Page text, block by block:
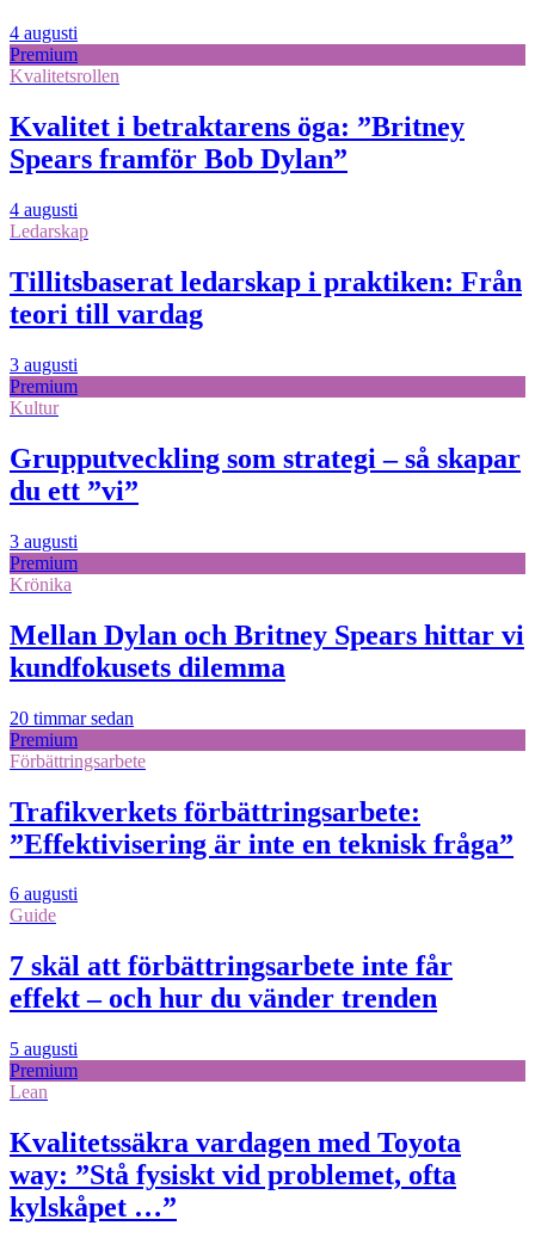
4 augusti
Premium
Kvalitetsrollen
Kvalitet i betraktarens öga: ”Britney
Spears framför Bob Dylan”
4 augusti
Ledarskap
Tillitsbaserat ledarskap i praktiken: Från
teori till vardag
3 augusti
Premium
Kultur
Grupputveckling som strategi – så skapar
du ett ”vi”
3 augusti
Premium
Krönika
Mellan Dylan och Britney Spears hittar vi
kundfokusets dilemma
20 timmar sedan
Premium
Förbättringsarbete
Trafikverkets förbättringsarbete:
”Effektivisering är inte en teknisk fråga”
6 augusti
Guide
7 skäl att förbättringsarbete inte får
effekt – och hur du vänder trenden
5 augusti
Premium
Lean
Kvalitetssäkra vardagen med Toyota
way: ”Stå fysiskt vid problemet, ofta
kylskåpet …”